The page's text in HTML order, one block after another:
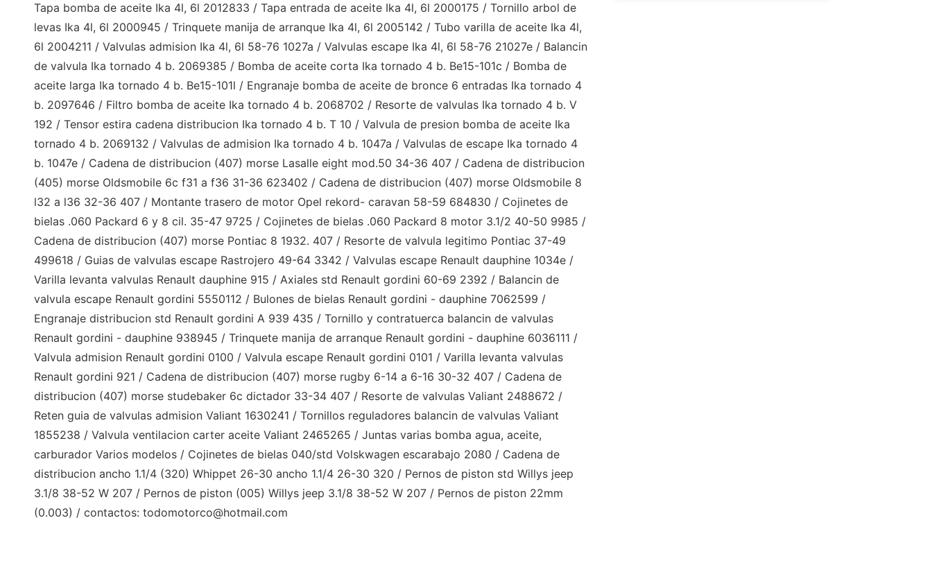
Tapa bomba de aceite Ika 4l, 6l 2012833 / Tapa entrada de aceite Ika 4l, 6l 2000175 / Tornillo arbol de
levas Ika 4l, 6l 2000945 / Trinquete manija de arranque Ika 4l, 6l 2005142 / Tubo varilla de aceite Ika 4l,
6l 2004211 / Valvulas admision Ika 4l, 6l 58-76 1027a / Valvulas escape Ika 4l, 6l 58-76 21027e / Balancin
de valvula Ika tornado 4 b. 2069385 / Bomba de aceite corta Ika tornado 4 b. Be15-101c / Bomba de
aceite larga Ika tornado 4 b. Be15-101l / Engranaje bomba de aceite de bronce 6 entradas Ika tornado 4
b. 2097646 / Filtro bomba de aceite Ika tornado 4 b. 2068702 / Resorte de valvulas Ika tornado 4 b. V
192 / Tensor estira cadena distribucion Ika tornado 4 b. T 10 / Valvula de presion bomba de aceite Ika
tornado 4 b. 2069132 / Valvulas de admision Ika tornado 4 b. 1047a / Valvulas de escape Ika tornado 4
b. 1047e / Cadena de distribucion (407) morse Lasalle eight mod.50 34-36 407 / Cadena de distribucion
(405) morse Oldsmobile 6c f31 a f36 31-36 623402 / Cadena de distribucion (407) morse Oldsmobile 8
l32 a l36 32-36 407 / Montante trasero de motor Opel rekord- caravan 58-59 684830 / Cojinetes de
bielas .060 Packard 6 y 8 cil. 35-47 9725 / Cojinetes de bielas .060 Packard 8 motor 3.1/2 40-50 9985 /
Cadena de distribucion (407) morse Pontiac 8 1932. 407 / Resorte de valvula legitimo Pontiac 37-49
499618 / Guias de valvulas escape Rastrojero 49-64 3342 / Valvulas escape Renault dauphine 1034e /
Varilla levanta valvulas Renault dauphine 915 / Axiales std Renault gordini 60-69 2392 / Balancin de
valvula escape Renault gordini 5550112 / Bulones de bielas Renault gordini - dauphine 7062599 /
Engranaje distribucion std Renault gordini A 939 435 / Tornillo y contratuerca balancin de valvulas
Renault gordini - dauphine 938945 / Trinquete manija de arranque Renault gordini - dauphine 6036111 /
Valvula admision Renault gordini 0100 / Valvula escape Renault gordini 0101 / Varilla levanta valvulas
Renault gordini 921 / Cadena de distribucion (407) morse rugby 6-14 a 6-16 30-32 407 / Cadena de
distribucion (407) morse studebaker 6c dictador 33-34 407 / Resorte de valvulas Valiant 2488672 /
Reten guia de valvulas admision Valiant 1630241 / Tornillos reguladores balancin de valvulas Valiant
1855238 / Valvula ventilacion carter aceite Valiant 2465265 / Juntas varias bomba agua, aceite,
carburador Varios modelos / Cojinetes de bielas 040/std Volskwagen escarabajo 2080 / Cadena de
distribucion ancho 1.1/4 (320) Whippet 26-30 ancho 1.1/4 26-30 320 / Pernos de piston std Willys jeep
3.1/8 38-52 W 207 / Pernos de piston (005) Willys jeep 3.1/8 38-52 W 207 / Pernos de piston 22mm
(0.003) / contactos: todomotorco@hotmail.com